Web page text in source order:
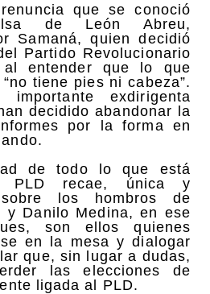
que se conoció
de León Abreu,
Samaná, quien decidió
Partido Revolucionario
al entender que lo que
tiene pies ni cabeza”.
exdirigenta
decidido abandonar la
por la forma en
de todo lo que está
PLD recae, única y
sobre los hombros de
y Danilo Medina, en ese
son ellos quienes
en la mesa y dialogar
que, sin lugar a dudas,
las elecciones de
ligada al PLD.